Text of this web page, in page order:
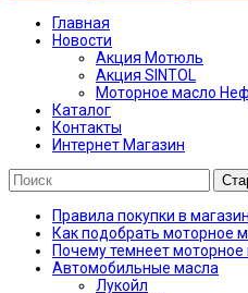
Главная
Новости
Акция Мотюль
Акция SINTOL
Моторное масло
Каталог
Контакты
Интернет Магазин
Правила покупки в
Как подобрать моторное
Почему темнеет моторное
Автомобильные масла
Лукойл